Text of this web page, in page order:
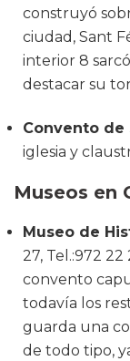
construyó
ciudad, Sant
interior 8
destacar su
Convento de
iglesia y
Museos en
Museo de
27, Tel.:972
convento
todavía los
guarda una
de todo tipo,